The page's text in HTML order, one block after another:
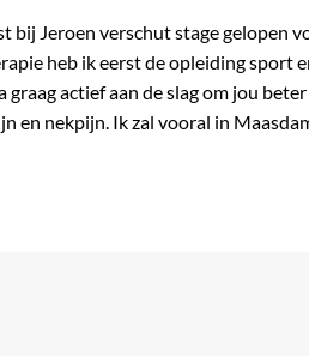
bij Jeroen verschut stage gelopen
heb ik eerst de opleiding sport
graag actief aan de slag om jou
en nekpijn. Ik zal vooral in